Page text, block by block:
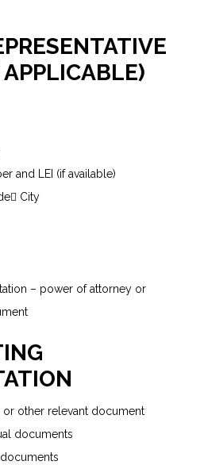
and LEI (if available)
City
– power of attorney or
or other relevant document
documents